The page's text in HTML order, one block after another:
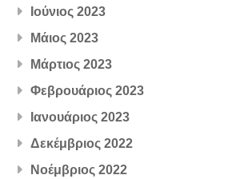
Ιούνιος 2023
Μάιος 2023
Μάρτιος 2023
Φεβρουάριος 2023
Ιανουάριος 2023
Δεκέμβριος 2022
Νοέμβριος 2022